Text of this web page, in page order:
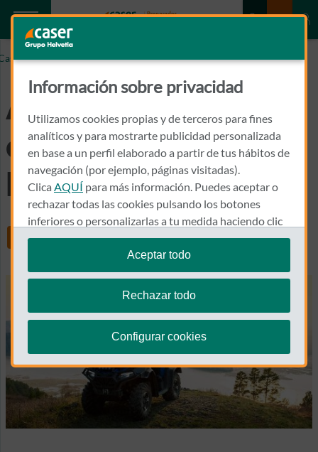
Asegurar quad: ¿Es obligatorio? ¿Cómo hacerlo?
Asegurar quad: ¿Es
obligatorio? ¿Cómo
hacerlo?
Share
Información sobre privacidad
Utilizamos cookies propias y de terceros para fines
analíticos y para mostrarte publicidad personalizada
en base a un perfil elaborado a partir de tus hábitos de
navegación (por ejemplo, páginas visitadas).
Clica AQUÍ para más información. Puedes aceptar o
rechazar todas las cookies pulsando los botones
inferiores o personalizarlas a tu medida haciendo clic
en"configurar cookies".
Te recordamos que puedes modificar tus ajustes de
cookies en cualquier momento en la sección
Aceptar todo
Rechazar todo
Configurar cookies